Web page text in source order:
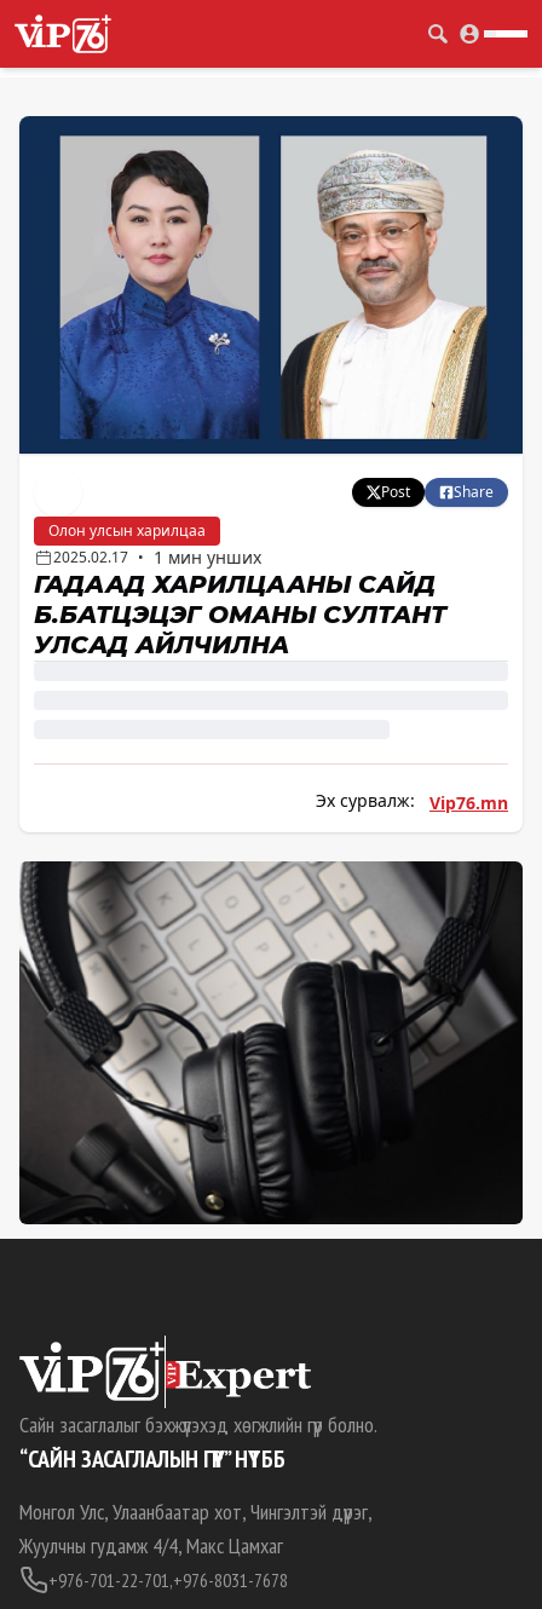
Post
Share
Олон улсын харилцаа
2025.02.17 • 1 мин унших
ГАДААД ХАРИЛЦААНЫ САЙД
Б.БАТЦЭЦЭГ ОМАНЫ СУЛТАНТ
УЛСАД АЙЛЧИЛНА
Эх сурвалж: Vip76.mn
Сайн засаглалыг бэхжүүлэхэд хөгжлийн гүүр болно.
“САЙН ЗАСАГЛАЛЫН ГҮҮР” НҮТББ
Монгол Улс, Улаанбаатар хот, Чингэлтэй дүүрэг,
Жуулчны гудамж 4/4, Макс Цамхаг
+976-701-22-701,+976-8031-7678